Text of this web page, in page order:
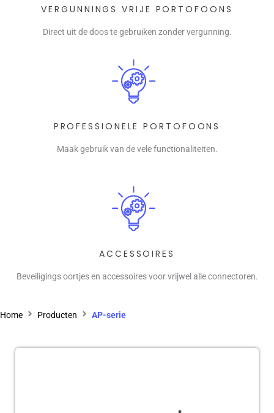
VERGUNNINGS VRIJE PORTOFOONS
Direct uit de doos te gebruiken zonder vergunning.
PROFESSIONELE PORTOFOONS
Maak gebruik van de vele functionaliteiten.
ACCESSOIRES
Beveiligings oortjes en accessoires voor vrijwel alle connectoren.
Home Producten AP-serie